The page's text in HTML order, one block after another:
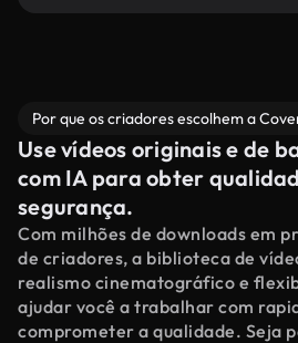
Por que os criadores escolhem a
Use vídeos originais e de
com IA para obter
segurança.
Com milhões de downloads em
de criadores, a biblioteca de
realismo cinematográfico e
ajudar você a trabalhar com
comprometer a qualidade. Seja